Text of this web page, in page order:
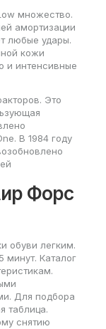
множество.
амортизации
любые удары.
кожи
и интенсивные
Это
В 1984 году
Форс
обуви легким.
минут. Каталог
Для подбора
таблица.
снятию